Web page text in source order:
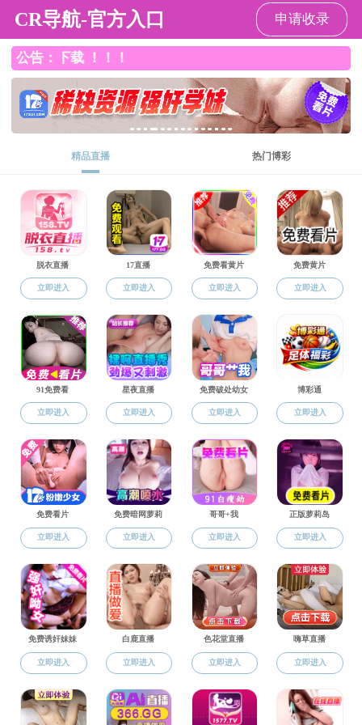
黑料网
黑料网 黑料网概况 本科生教育 研究生教育
国际合作
合作项目
资讯动态
交流活动
表格下载
合作项目
英国赫特福德暑期游学项
意大利米兰新美术学院海
日本佐贺大学学生交流项
美国加州大学洛杉矶分校
美国北德克萨斯大学黑料
罗马尼亚克鲁日巴比什-
韩国忠南大学学生交流项